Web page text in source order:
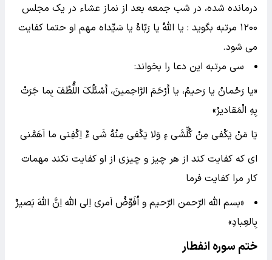
درمانده شده، در شب جمعه بعد از نماز عشاء در یک مجلس
۱۲۰۰ مرتبه بگوید : یا اللهُ یا رَبّاهُ یا سَیِّداه مهم او حتما کفایت
می شود.
سى مرتبه این دعا را بخواند:
«یا رَحْمانُ یا رَحیمُ، یا أَرْحَمَ الرَّاحِمینَ، أَسْئَلُکَ اللُّطْفَ بِما جَرَتْ
بِهِ الْمَقادیرُ»
یَا مَنْ یَکْفى مِنْ کُلِّشَى ءٍ وَلا یَکْفى مِنْهُ شَى ءٌ اِکْفِنى ما اَهَمَّنى
اى که کفایت کند از هر چیز و چیزى از او کفایت نکند مهمات
کار مرا کفایت فرما
«بسم الله الرّحمن الرّحیم و اُفَوِّضُ اَمری اِلی الله اِنَّ اللهَ بَصیرٌ
بِالعِبادِ»
ختم سوره انفطار